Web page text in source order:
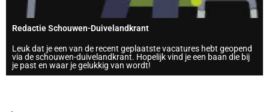
Redactie Schouwen-Duivelandkrant
Leuk dat je een van de recent geplaatste vacatures hebt geopend
via de schouwen-duivelandkrant. Hopelijk vind je een baan die bij
je past en waar je gelukkig van wordt!